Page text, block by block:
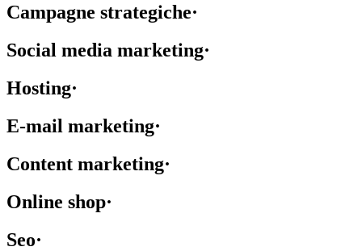
Campagne strategiche·
Social media marketing·
Hosting·
E-mail marketing·
Content marketing·
Online shop·
Seo·